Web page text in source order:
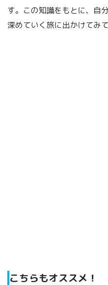
す。この知識をもとに、自
深めていく旅に出かけてみ
こちらもオススメ！